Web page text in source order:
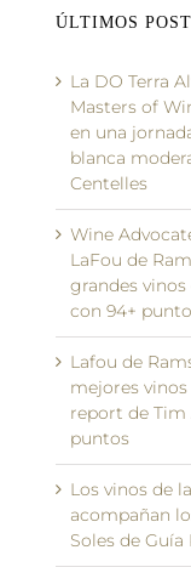
ÚLTIMOS
La DO Terra
Masters of
en una
blanca
Centelles
Wine
LaFou de
grandes vinos
con 94+
Lafou de
mejores
report de
puntos
Los vinos de
acompañan
Soles de Guía